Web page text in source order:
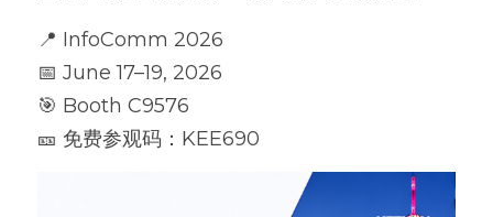
📍 InfoComm 2026
📅 June 17–19, 2026
🎯 Booth C9576
🎫 免费参观码：KEE690